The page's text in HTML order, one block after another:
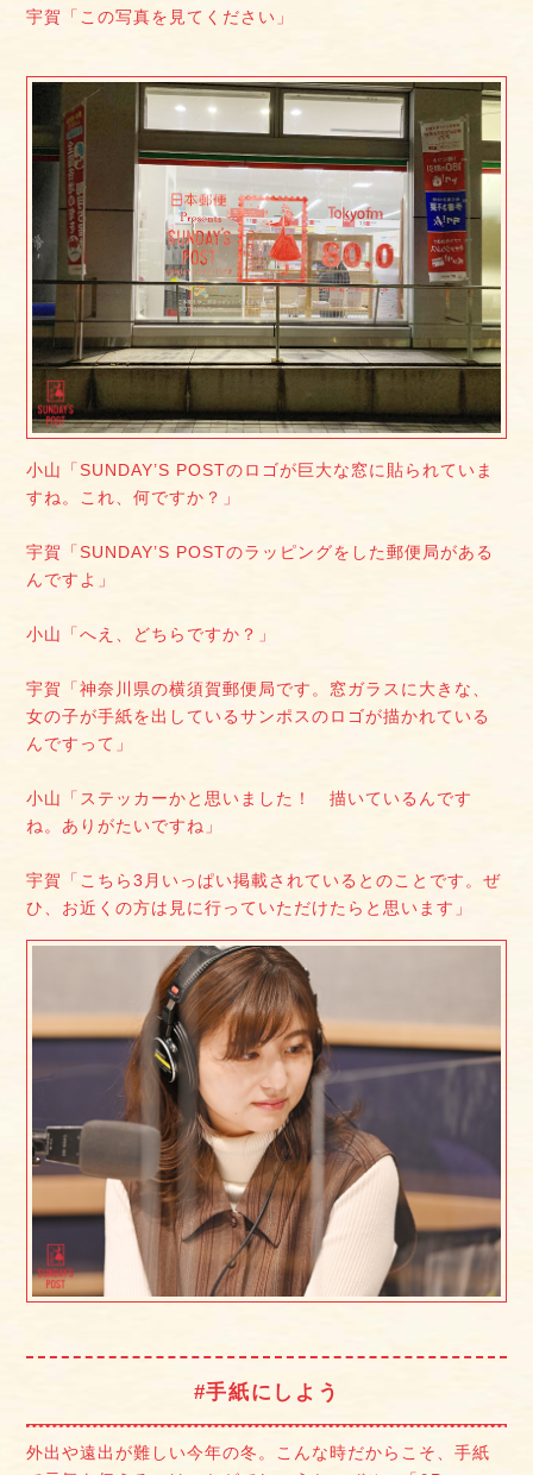
宇賀「この写真を見てください」
小山「SUNDAY’S POSTのロゴが巨大な窓に貼られていま
すね。これ、何ですか？」
宇賀「SUNDAY’S POSTのラッピングをした郵便局がある
んですよ」
小山「へえ、どちらですか？」
宇賀「神奈川県の横須賀郵便局です。窓ガラスに大きな、
女の子が手紙を出しているサンポスのロゴが描かれている
んですって」
小山「ステッカーかと思いました！ 描いているんです
ね。ありがたいですね」
宇賀「こちら3月いっぱい掲載されているとのことです。ぜ
ひ、お近くの方は見に行っていただけたらと思います」
#手紙にしよう
外出や遠出が難しい今年の冬。こんな時だからこそ、手紙